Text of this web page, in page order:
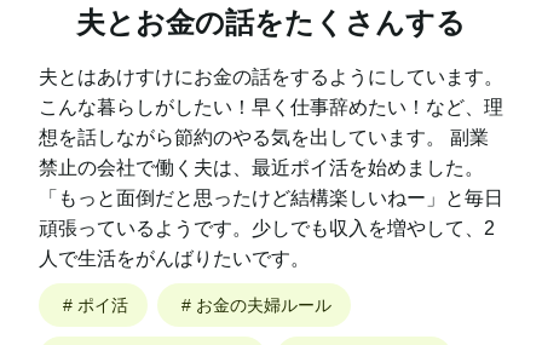
夫とお金の話をたくさんする
夫とはあけすけにお金の話をするようにしています。
こんな暮らしがしたい！早く仕事辞めたい！など、理
想を話しながら節約のやる気を出しています。 副業
禁止の会社で働く夫は、最近ポイ活を始めました。
「もっと面倒だと思ったけど結構楽しいねー」と毎日
頑張っているようです。少しでも収入を増やして、2
人で生活をがんばりたいです。
# ポイ活 # お金の夫婦ルール